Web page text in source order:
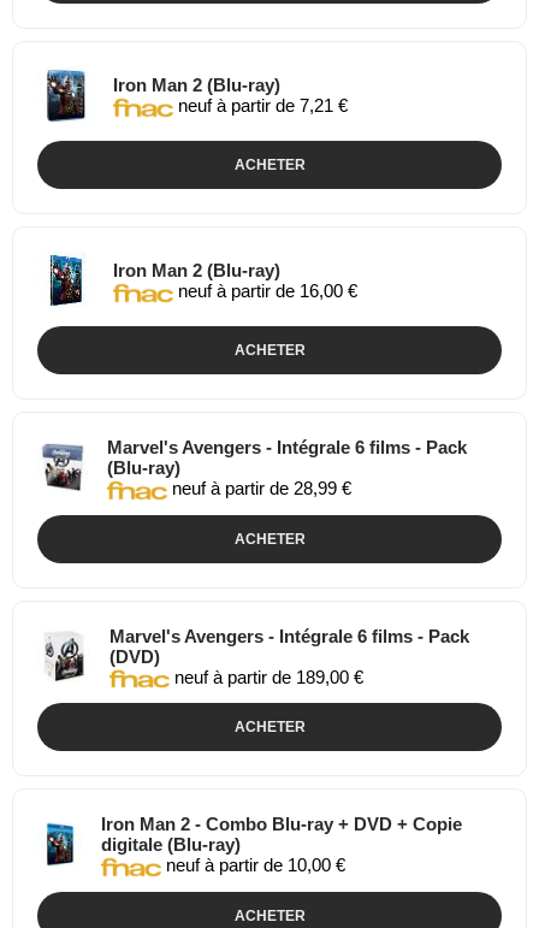
Iron Man 2 (Blu-ray)
neuf à partir de 7,21 €
ACHETER
Iron Man 2 (Blu-ray)
neuf à partir de 16,00 €
ACHETER
Marvel's Avengers - Intégrale 6 films - Pack
(Blu-ray)
neuf à partir de 28,99 €
ACHETER
Marvel's Avengers - Intégrale 6 films - Pack
(DVD)
neuf à partir de 189,00 €
ACHETER
Iron Man 2 - Combo Blu-ray + DVD + Copie
digitale (Blu-ray)
neuf à partir de 10,00 €
ACHETER